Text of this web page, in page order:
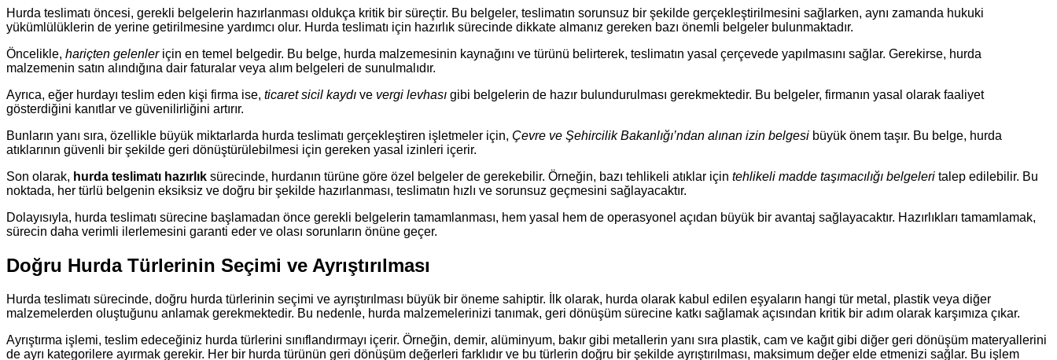
Hurda teslimatı öncesi, gerekli belgelerin hazırlanması oldukça kritik bir süreçtir. Bu belgeler, teslimatın sorunsuz bir şekilde gerçekleştirilmesini sağlarken, aynı zamanda hukuki
yükümlülüklerin de yerine getirilmesine yardımcı olur. Hurda teslimatı için hazırlık sürecinde dikkate almanız gereken bazı önemli belgeler bulunmaktadır.
Öncelikle, hariçten gelenleriçin en temel belgedir. Bu belge, hurda malzemesinin kaynağını ve türünü belirterek, teslimatın yasal çerçevede yapılmasını sağlar. Gerekirse, hurda
malzemenin satın alındığına dair faturalar veya alım belgeleri de sunulmalıdır.
Ayrıca, eğer hurdayı teslim eden kişi firma ise, ticaret sicil kaydı ve vergi levhası gibi belgelerin de hazır bulundurulması gerekmektedir. Bu belgeler, firmanın yasal olarak faaliyet
gösterdiğini kanıtlar ve güvenilirliğini artırır.
Bunların yanı sıra, özellikle büyük miktarlarda hurda teslimatı gerçekleştiren işletmeler için, Çevre ve Şehircilik Bakanlığı’ndan alınan izin belgesi büyük önem taşır. Bu belge, hurda
atıklarının güvenli bir şekilde geri dönüştürülebilmesi için gereken yasal izinleri içerir.
Son olarak, hurda teslimatı hazırlık sürecinde, hurdanın türüne göre özel belgeler de gerekebilir. Örneğin, bazı tehlikeli atıklar için tehlikeli madde taşımacılığı belgeleri talep edilebilir. Bu
noktada, her türlü belgenin eksiksiz ve doğru bir şekilde hazırlanması, teslimatın hızlı ve sorunsuz geçmesini sağlayacaktır.
Dolayısıyla, hurda teslimatı sürecine başlamadan önce gerekli belgelerin tamamlanması, hem yasal hem de operasyonel açıdan büyük bir avantaj sağlayacaktır. Hazırlıkları tamamlamak,
sürecin daha verimli ilerlemesini garanti eder ve olası sorunların önüne geçer.
Doğru Hurda Türlerinin Seçimi ve Ayrıştırılması
Hurda teslimatı sürecinde, doğru hurda türlerinin seçimi ve ayrıştırılması büyük bir öneme sahiptir. İlk olarak, hurda olarak kabul edilen eşyaların hangi tür metal, plastik veya diğer
malzemelerden oluştuğunu anlamak gerekmektedir. Bu nedenle, hurda malzemelerinizi tanımak, geri dönüşüm sürecine katkı sağlamak açısından kritik bir adım olarak karşımıza çıkar.
Ayrıştırma işlemi, teslim edeceğiniz hurda türlerini sınıflandırmayı içerir. Örneğin, demir, alüminyum, bakır gibi metallerin yanı sıra plastik, cam ve kağıt gibi diğer geri dönüşüm materyallerini
de ayrı kategorilere ayırmak gerekir. Her bir hurda türünün geri dönüşüm değerleri farklıdır ve bu türlerin doğru bir şekilde ayrıştırılması, maksimum değer elde etmenizi sağlar. Bu işlem